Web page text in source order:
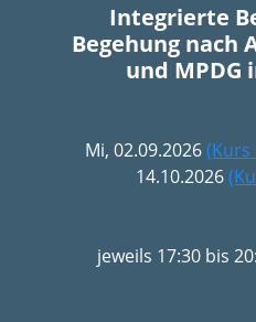
Integrierte
Begehung nach
und MPDG
Mi, 02.09.2026(Kurs
14.10.2026
jeweils 17:30 bis